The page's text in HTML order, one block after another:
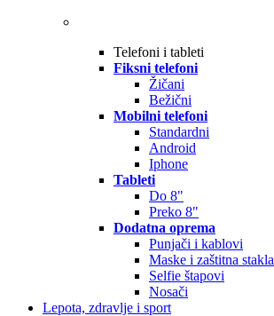
Telefoni i tableti
Fiksni telefoni
Žičani
Bežični
Mobilni telefoni
Standardni
Android
Iphone
Tableti
Do 8"
Preko 8"
Dodatna oprema
Punjači i kablovi
Maske i zaštitna stakla
Selfie štapovi
Nosači
Lepota, zdravlje i sport